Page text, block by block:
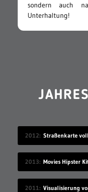
sondern auch
Unterhaltung!
2012 Straßenkarte
2013 Movies Hipster
2011 Visualisierung